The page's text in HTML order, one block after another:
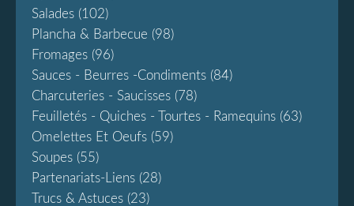
Salades (102)
Plancha & Barbecue (98)
Fromages (96)
Sauces - Beurres -condiments (84)
Charcuteries - Saucisses (78)
Feuilletés - Quiches - Tourtes - Ramequins (63)
Omelettes Et Oeufs (59)
Soupes (55)
Partenariats-Liens (28)
Trucs & Astuces (23)